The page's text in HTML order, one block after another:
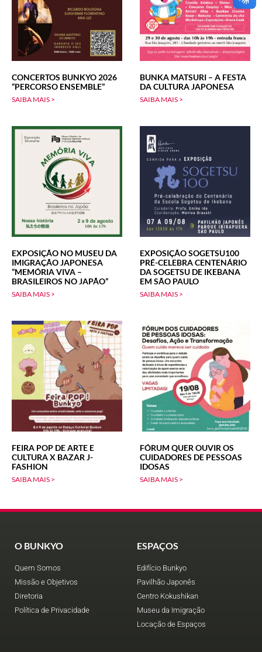
CONCERTOS BUNKYO 2026
“PERCORSO ENSEMBLE”
SAIBA MAIS >
BUNKA MATSURI – A FESTA
DA CULTURA JAPONESA
SAIBA MAIS >
EXPOSIÇÃO NO MUSEU DA
IMIGRAÇÃO JAPONESA
“MEMÓRIA VIVA –
BRASILEIROS NO JAPÃO”
SAIBA MAIS >
EXPOSIÇÃO SOGETSU100
PRÉ-CELEBRA CENTENÁRIO
DA SOGETSU DE IKEBANA
EM SÃO PAULO
SAIBA MAIS >
FEIRA POP DE ARTE E
CULTURA X BAZAR J-
FASHION
SAIBA MAIS >
FÓRUM QUER OUVIR OS
CUIDADORES DE PESSOAS
IDOSAS
SAIBA MAIS >
O BUNKYO
Quem Somos
Missão e Objetivos
Diretoria
Política de Privacidade
ESPAÇOS
Edifício Bunkyo
Pavilhão Japonês
Centro Kokushikan
Museu da Imigração
Locação de Espaços